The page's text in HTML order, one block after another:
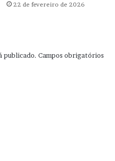
22 de fevereiro de 2026
publicado. Campos obrigatórios